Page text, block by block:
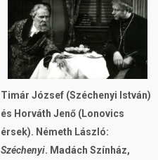
Timár József (Széchenyi István)
és Horváth Jenő (Lonovics
érsek). Németh László:
Széchenyi. Madách Színház,